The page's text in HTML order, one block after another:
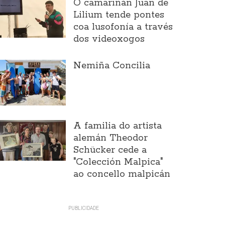
O camariñán Juan de
Lilium tende pontes
coa lusofonía a través
dos videoxogos
Nemiña Concilia
A familia do artista
alemán Theodor
Schücker cede a
"Colección Malpica"
ao concello malpicán